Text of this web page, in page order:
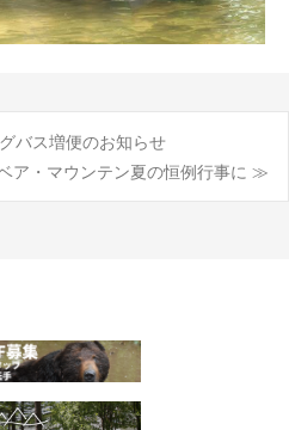
ス増便のお知らせ
ア・マウンテン夏の恒例行事に ≫